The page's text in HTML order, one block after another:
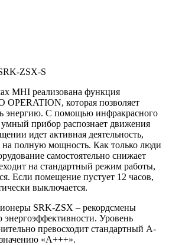
ZSX-S
MHI реализована функция
OPERATION, которая позволяет
энергию. С помощью инфракрасного
умный прибор распознает движения
идет активная деятельность,
на полную мощность. Как только люди
самостоятельно снижает
на стандартный режим работы,
Если помещение пустует 12 часов,
выключается.
SRK-ZSX – рекордсмены
энергоэффективности. Уровень
превосходит стандартный А-
значению «А+++».